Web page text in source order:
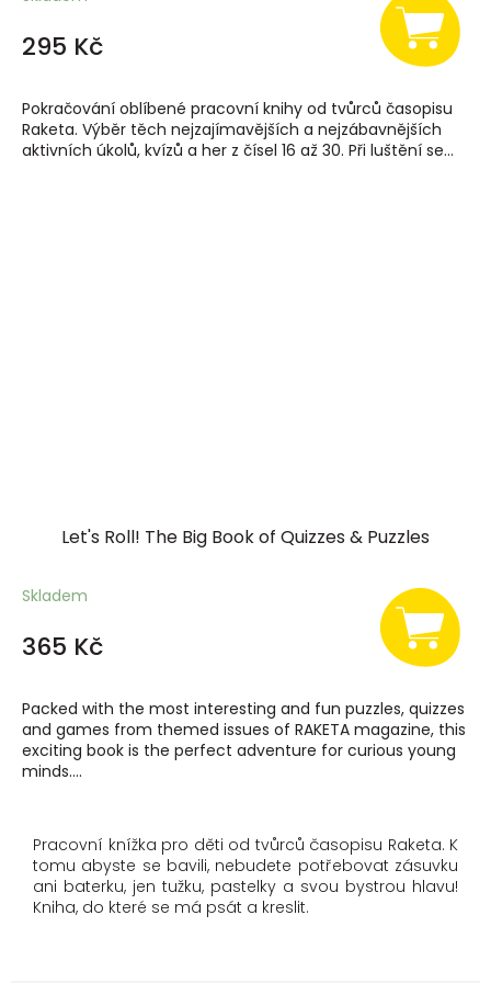
295 Kč
Pokračování oblíbené pracovní knihy od tvůrců časopisu
Raketa. Výběr těch nejzajímavějších a nejzábavnějších
aktivních úkolů, kvízů a her z čísel 16 až 30. Při luštění se...
Let's Roll! The Big Book of Quizzes & Puzzles
Skladem
365 Kč
Packed with the most interesting and fun puzzles, quizzes
and games from themed issues of RAKETA magazine, this
exciting book is the perfect adventure for curious young
minds....
Pracovní knížka pro děti od tvůrců časopisu Raketa. K
tomu abyste se bavili, nebudete potřebovat zásuvku
ani baterku, jen tužku, pastelky a svou bystrou hlavu!
Kniha, do které se má psát a kreslit.